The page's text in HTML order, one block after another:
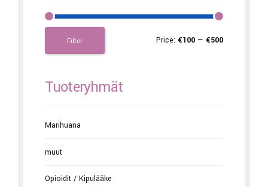
Filter Price: €100 — €500
Tuoteryhmät
Marihuana
muut
Opioidit / Kipulääke